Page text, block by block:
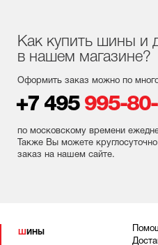
Как купить шины и
в нашем магазине?
Оформить заказ можно по
+7 495 995-
по московскому времени
Также Вы можете
заказ на нашем сайте.
ШИНЫ